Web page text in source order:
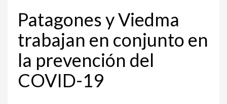
Patagones y Viedma
trabajan en conjunto en
la prevención del
COVID-19